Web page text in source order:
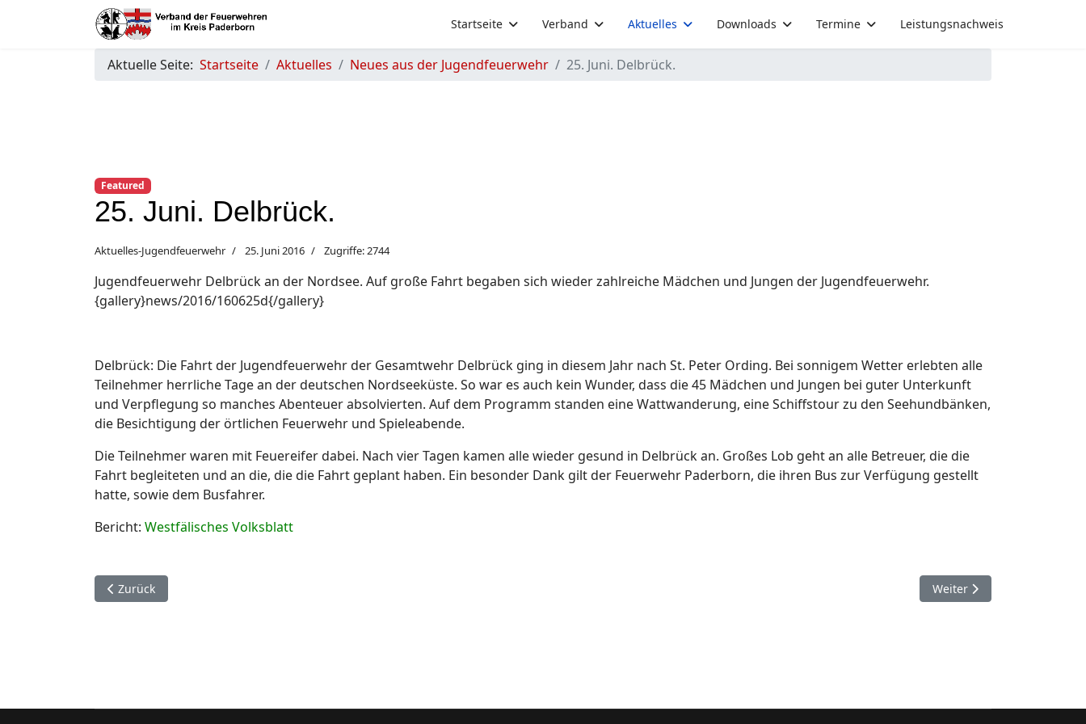
Startseite Verband Aktuelles Downloads Termine Leistungsnachweis
Aktuelle Seite: Startseite Aktuelles Neues aus der Jugendfeuerwehr 25. Juni. Delbrück.
Featured
25. Juni. Delbrück.
Aktuelles-Jugendfeuerwehr 25. Juni 2016 Zugriffe: 2744
Jugendfeuerwehr Delbrück an der Nordsee. Auf große Fahrt begaben sich wieder zahlreiche Mädchen und Jungen der Jugendfeuerwehr.
{gallery}news/2016/160625d{/gallery}
Delbrück: Die Fahrt der Jugendfeuerwehr der Gesamtwehr Delbrück ging in diesem Jahr nach St. Peter Ording. Bei sonnigem Wetter erlebten alle
Teilnehmer herrliche Tage an der deutschen Nordseeküste. So war es auch kein Wunder, dass die 45 Mädchen und Jungen bei guter Unterkunft
und Verpflegung so manches Abenteuer absolvierten. Auf dem Programm standen eine Wattwanderung, eine Schiffstour zu den Seehundbänken,
die Besichtigung der örtlichen Feuerwehr und Spieleabende.
Die Teilnehmer waren mit Feuereifer dabei. Nach vier Tagen kamen alle wieder gesund in Delbrück an. Großes Lob geht an alle Betreuer, die die
Fahrt begleiteten und an die, die die Fahrt geplant haben. Ein besonder Dank gilt der Feuerwehr Paderborn, die ihren Bus zur Verfügung gestellt
hatte, sowie dem Busfahrer.
Bericht: Westfälisches Volksblatt
Vorheriger Beitrag: 18. Juli. Paderborn Wewer.
Zurück Nächster Beitrag:
Weiter